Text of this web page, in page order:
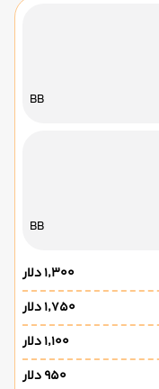
BB
BB
۱٬۳۰۰ دلار
۱٬۷۵۰ دلار
۱٬۱۰۰ دلار
۹۵۰ دلار